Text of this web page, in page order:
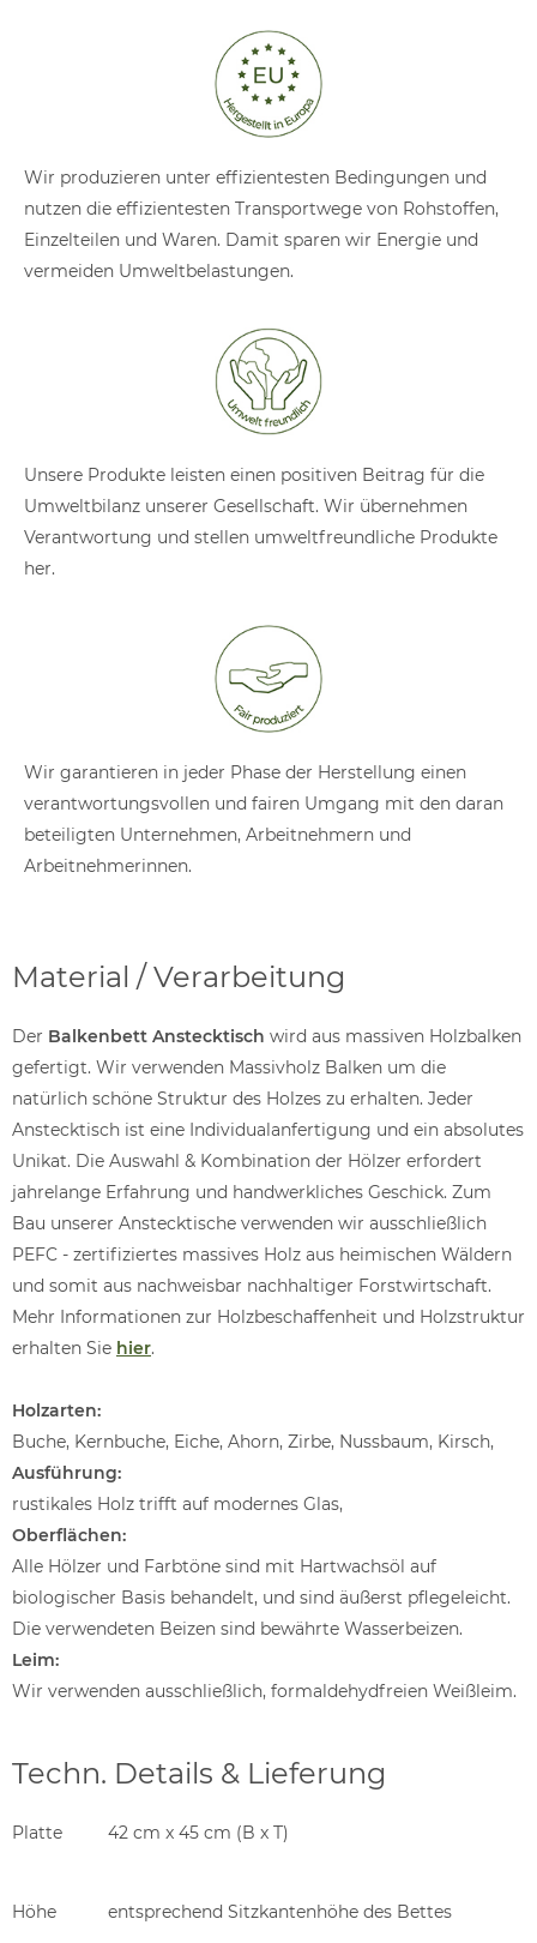
Wir produzieren unter effizientesten Bedingungen und
nutzen die effizientesten Transportwege von Rohstoffen,
Einzelteilen und Waren. Damit sparen wir Energie und
vermeiden Umweltbelastungen.
Unsere Produkte leisten einen positiven Beitrag für die
Umweltbilanz unserer Gesellschaft. Wir übernehmen
Verantwortung und stellen umweltfreundliche Produkte
her.
Wir garantieren in jeder Phase der Herstellung einen
verantwortungsvollen und fairen Umgang mit den daran
beteiligten Unternehmen, Arbeitnehmern und
Arbeitnehmerinnen.
Material / Verarbeitung
Der Balkenbett Anstecktisch wird aus massiven Holzbalken
gefertigt. Wir verwenden Massivholz Balken um die
natürlich schöne Struktur des Holzes zu erhalten. Jeder
Anstecktisch ist eine Individualanfertigung und ein absolutes
Unikat. Die Auswahl & Kombination der Hölzer erfordert
jahrelange Erfahrung und handwerkliches Geschick. Zum
Bau unserer Anstecktische verwenden wir ausschließlich
PEFC - zertifiziertes massives Holz aus heimischen Wäldern
und somit aus nachweisbar nachhaltiger Forstwirtschaft.
Mehr Informationen zur Holzbeschaffenheit und Holzstruktur
erhalten Sie hier.
Holzarten:
Buche, Kernbuche, Eiche, Ahorn, Zirbe, Nussbaum, Kirsch,
Ausführung:
rustikales Holz trifft auf modernes Glas,
Oberflächen:
Alle Hölzer und Farbtöne sind mit Hartwachsöl auf
biologischer Basis behandelt, und sind äußerst pflegeleicht.
Die verwendeten Beizen sind bewährte Wasserbeizen.
Leim:
Wir verwenden ausschließlich, formaldehydfreien Weißleim.
Techn. Details & Lieferung
Platte 42 cm x 45 cm (B x T)
Höhe entsprechend Sitzkantenhöhe des Bettes